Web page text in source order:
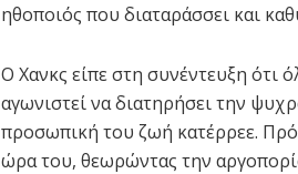
ηθοποιός που διαταράσσει και
Ο Χανκς είπε στη συνέντευξη ότι
αγωνιστεί να διατηρήσει την
προσωπική του ζωή κατέρρεε.
ώρα του, θεωρώντας την